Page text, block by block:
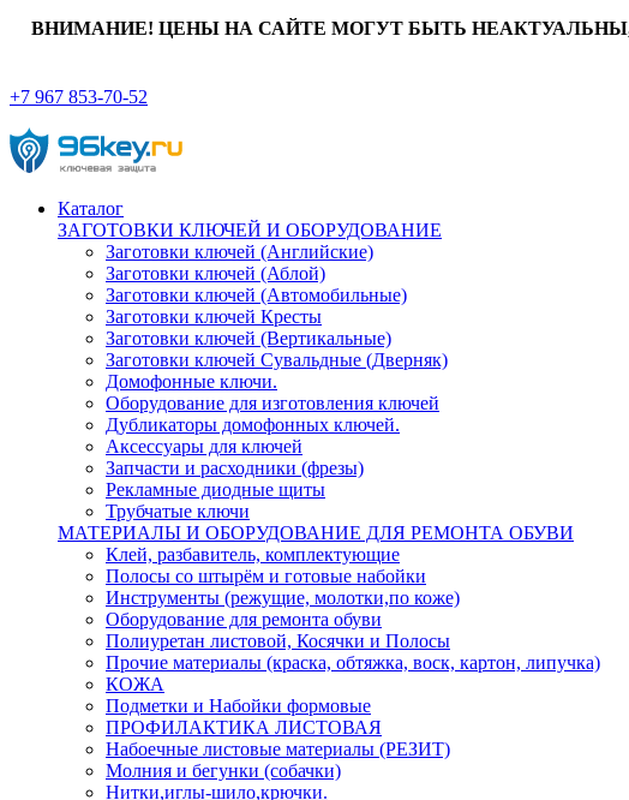
ВНИМАНИЕ! ЦЕНЫ НА САЙТЕ МОГУТ БЫТЬ
+7 967 853-70-52
Каталог
ЗАГОТОВКИ КЛЮЧЕЙ И ОБОРУДОВАНИЕ
Заготовки ключей (Английские)
Заготовки ключей (Аблой)
Заготовки ключей (Автомобильные)
Заготовки ключей Кресты
Заготовки ключей (Вертикальные)
Заготовки ключей Сувальдные (Дверняк)
Домофонные ключи.
Оборудование для изготовления ключей
Дубликаторы домофонных ключей.
Аксессуары для ключей
Запчасти и расходники (фрезы)
Рекламные диодные щиты
Трубчатые ключи
МАТЕРИАЛЫ И ОБОРУДОВАНИЕ ДЛЯ РЕМОНТА ОБУВИ
Клей, разбавитель, комплектующие
Полосы со штырём и готовые набойки
Инструменты (режущие, молотки,по коже)
Оборудование для ремонта обуви
Полиуретан листовой, Косячки и Полосы
Прочие материалы (краска, обтяжка, воск, картон, липучка)
КОЖА
Подметки и Набойки формовые
ПРОФИЛАКТИКА ЛИСТОВАЯ
Набоечные листовые материалы (РЕЗИТ)
Молния и бегунки (собачки)
Нитки,иглы-шило,крючки.